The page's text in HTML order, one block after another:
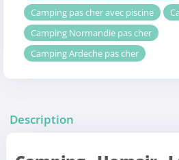
Camping pas cher avec piscine
Camping Normandie pas cher
Camping Ardeche pas cher
Description